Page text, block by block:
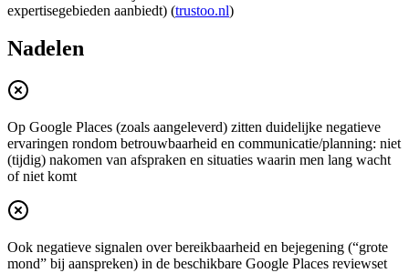
expertisegebieden aanbiedt) (trustoo.nl)
Nadelen
Op Google Places (zoals aangeleverd) zitten duidelijke negatieve
ervaringen rondom betrouwbaarheid en communicatie/planning: niet
(tijdig) nakomen van afspraken en situaties waarin men lang wacht
of niet komt
Ook negatieve signalen over bereikbaarheid en bejegening (“grote
mond” bij aanspreken) in de beschikbare Google Places reviewset